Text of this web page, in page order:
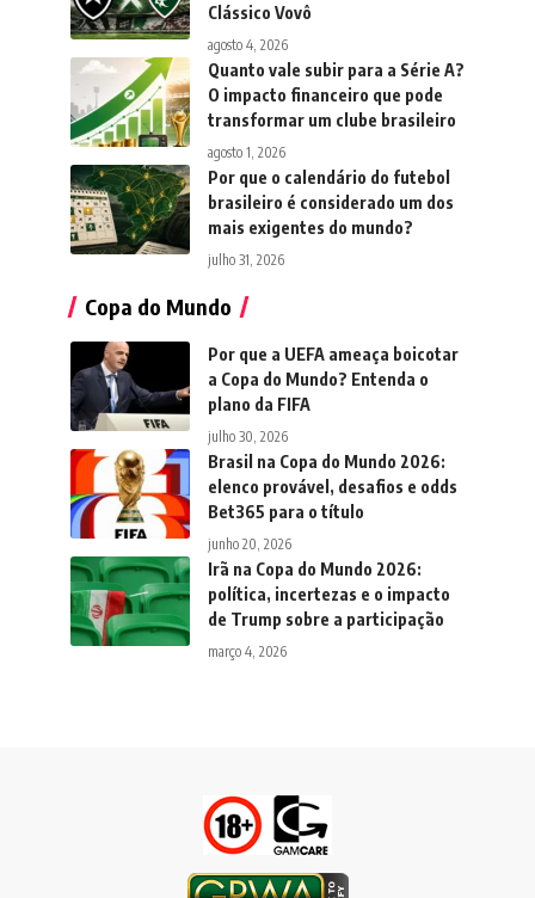
Clássico Vovô
agosto 4, 2026
Quanto vale subir para a Série A?
O impacto financeiro que pode
transformar um clube brasileiro
agosto 1, 2026
Por que o calendário do futebol
brasileiro é considerado um dos
mais exigentes do mundo?
julho 31, 2026
Copa do Mundo
Por que a UEFA ameaça boicotar
a Copa do Mundo? Entenda o
plano da FIFA
julho 30, 2026
Brasil na Copa do Mundo 2026:
elenco provável, desafios e odds
Bet365 para o título
junho 20, 2026
Irã na Copa do Mundo 2026:
política, incertezas e o impacto
de Trump sobre a participação
março 4, 2026